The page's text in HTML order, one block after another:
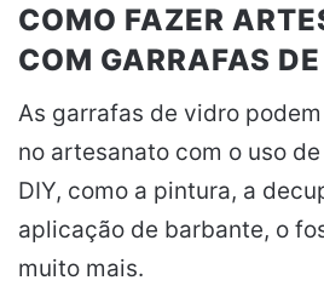
COMO FAZER
COM GARRAFAS
As garrafas de vidro
no artesanato com o uso
DIY, como a pintura, a
aplicação de barbante, o
muito mais.